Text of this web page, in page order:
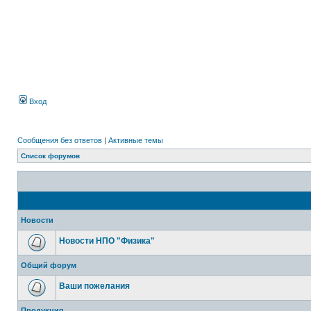
Вход
Сообщения без ответов | Активные темы
Список форумов
Новости
Новости НПО "Физика"
Общий форум
Ваши пожелания